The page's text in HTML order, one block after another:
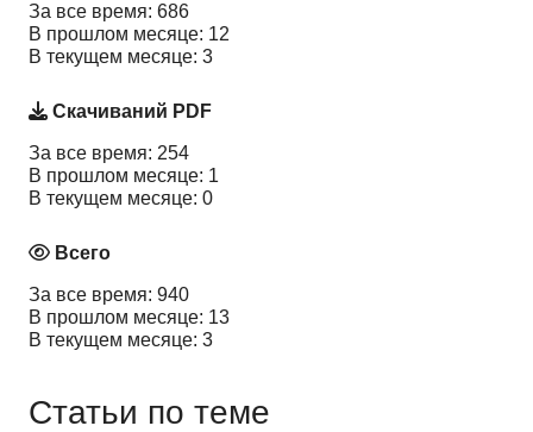
За все время: 686
В прошлом месяце: 12
В текущем месяце: 3
Скачиваний PDF
За все время: 254
В прошлом месяце: 1
В текущем месяце: 0
Всего
За все время: 940
В прошлом месяце: 13
В текущем месяце: 3
Статьи по теме